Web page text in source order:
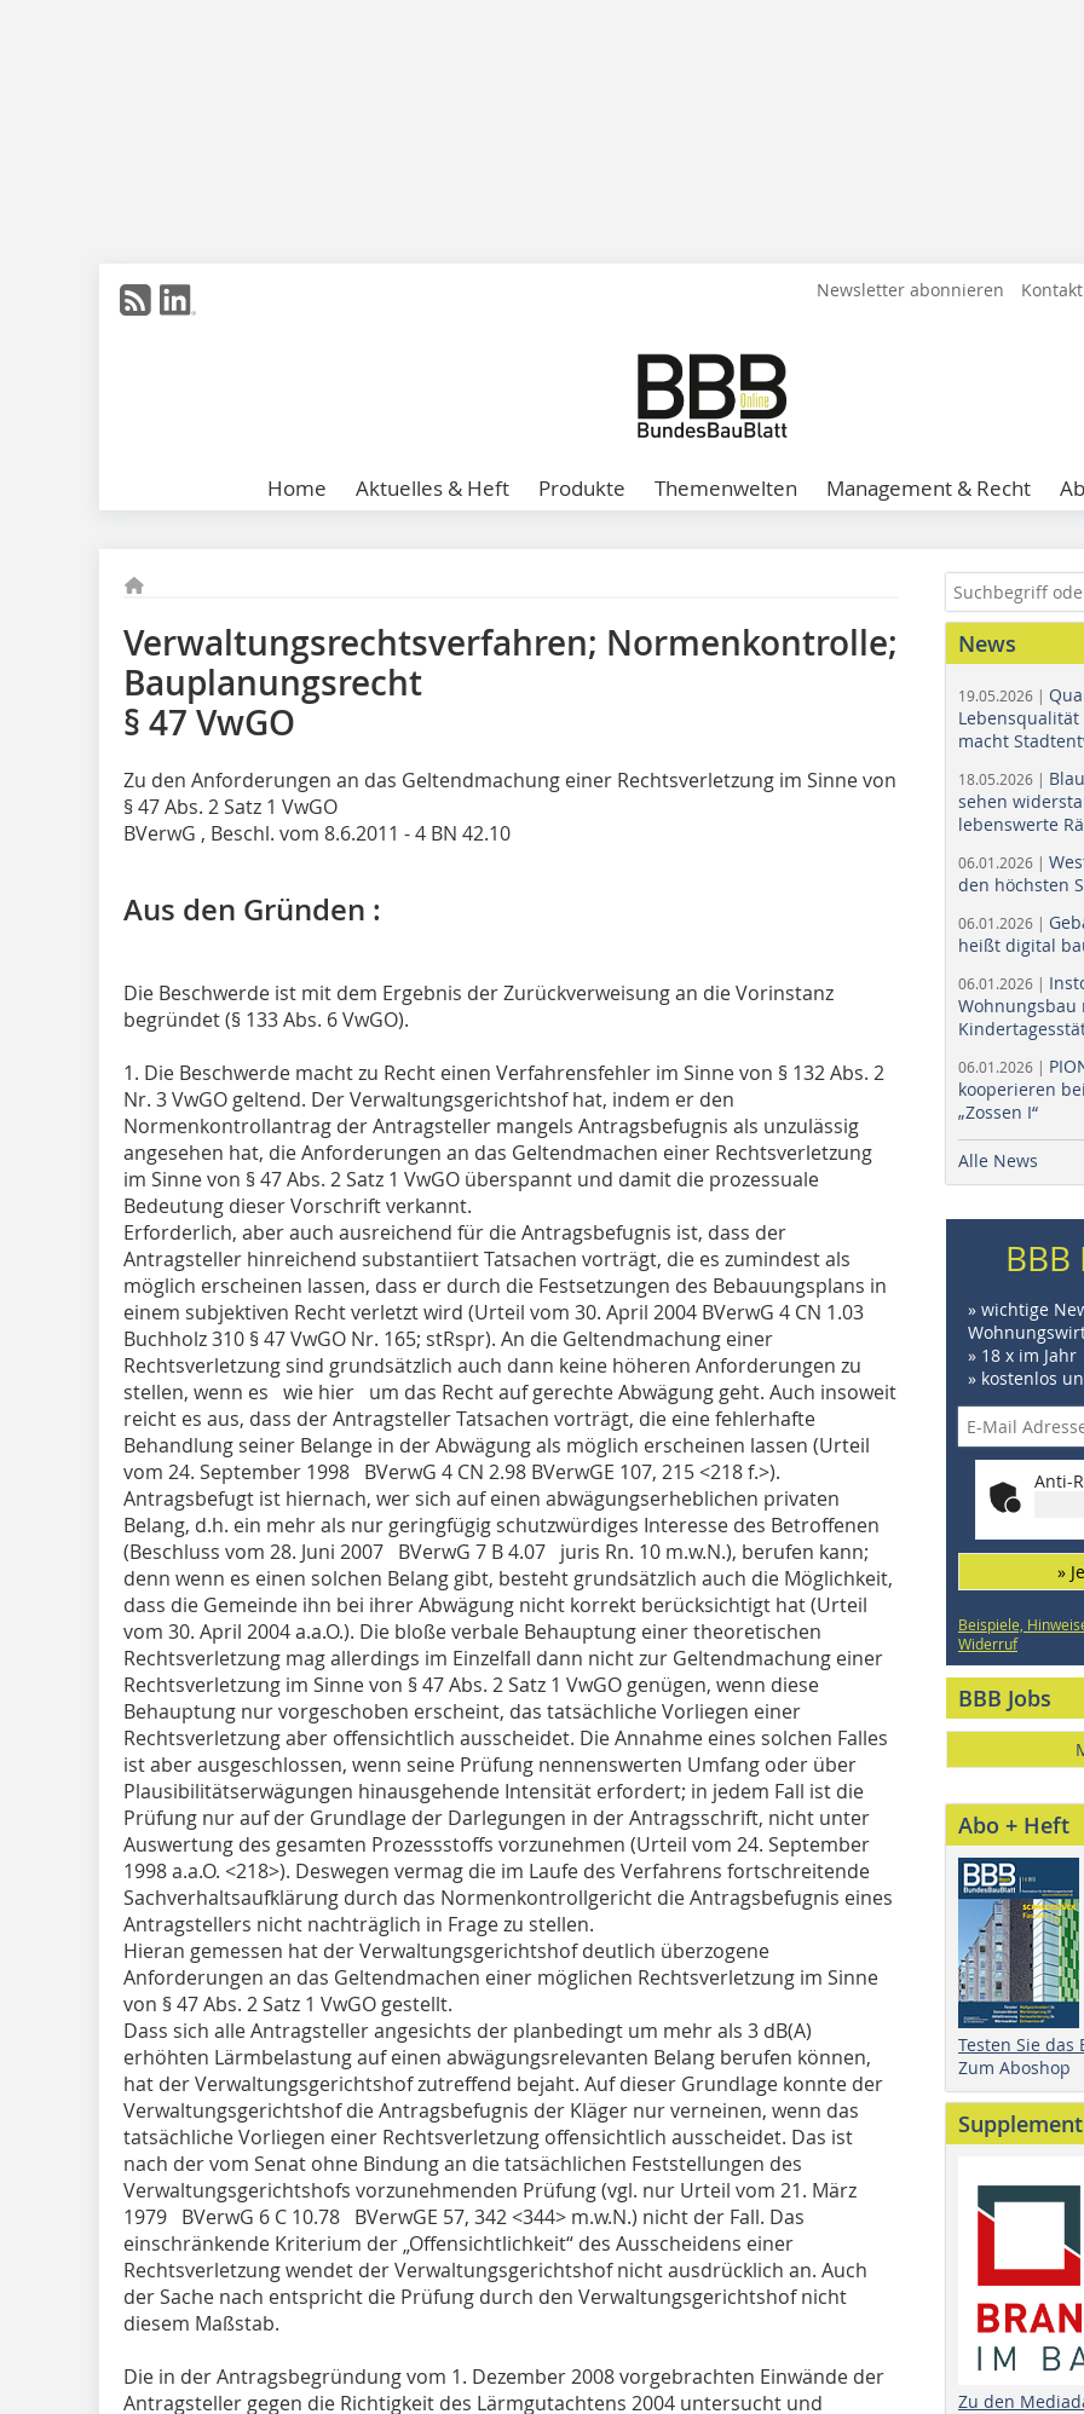
Newsletter abonnieren
Home Aktuelles & Heft Produkte Themenwelten Management & Recht
Verwaltungsrechtsverfahren; Normenkontrolle;
Bauplanungsrecht
§ 47 VwGO
Zu den Anforderungen an das Geltendmachung einer Rechtsverletzung im Sinne von
§ 47 Abs. 2 Satz 1 VwGO
BVerwG , Beschl. vom 8.6.2011 - 4 BN 42.10
Aus den Gründen :
Die Beschwerde ist mit dem Ergebnis der Zurückverweisung an die Vorinstanz
begründet (§ 133 Abs. 6 VwGO).
1. Die Beschwerde macht zu Recht einen Verfahrensfehler im Sinne von § 132 Abs. 2
Nr. 3 VwGO geltend. Der Verwaltungsgerichtshof hat, indem er den
Normenkontrollantrag der Antragsteller mangels Antragsbefugnis als unzulässig
angesehen hat, die Anforderungen an das Geltendmachen einer Rechtsverletzung
im Sinne von § 47 Abs. 2 Satz 1 VwGO überspannt und damit die prozessuale
Bedeutung dieser Vorschrift verkannt.
Erforderlich, aber auch ausreichend für die Antragsbefugnis ist, dass der
Antragsteller hinreichend substantiiert Tatsachen vorträgt, die es zumindest als
möglich erscheinen lassen, dass er durch die Festsetzungen des Bebauungsplans in
einem subjektiven Recht verletzt wird (Urteil vom 30. April 2004 BVerwG 4 CN 1.03
Buchholz 310 § 47 VwGO Nr. 165; stRspr). An die Geltendmachung einer
Rechtsverletzung sind grundsätzlich auch dann keine höheren Anforderungen zu
stellen, wenn es wie hier um das Recht auf gerechte Abwägung geht. Auch insoweit
reicht es aus, dass der Antragsteller Tatsachen vorträgt, die eine fehlerhafte
Behandlung seiner Belange in der Abwägung als möglich erscheinen lassen (Urteil
vom 24. September 1998 BVerwG 4 CN 2.98 BVerwGE 107, 215 <218 f.>).
Antragsbefugt ist hiernach, wer sich auf einen abwägungserheblichen privaten
Belang, d.h. ein mehr als nur geringfügig schutzwürdiges Interesse des Betroffenen
(Beschluss vom 28. Juni 2007 BVerwG 7 B 4.07 juris Rn. 10 m.w.N.), berufen kann;
denn wenn es einen solchen Belang gibt, besteht grundsätzlich auch die Möglichkeit,
dass die Gemeinde ihn bei ihrer Abwägung nicht korrekt berücksichtigt hat (Urteil
vom 30. April 2004 a.a.O.). Die bloße verbale Behauptung einer theoretischen
Rechtsverletzung mag allerdings im Einzelfall dann nicht zur Geltendmachung einer
Rechtsverletzung im Sinne von § 47 Abs. 2 Satz 1 VwGO genügen, wenn diese
Behauptung nur vorgeschoben erscheint, das tatsächliche Vorliegen einer
Rechtsverletzung aber offensichtlich ausscheidet. Die Annahme eines solchen Falles
ist aber ausgeschlossen, wenn seine Prüfung nennenswerten Umfang oder über
Plausibilitätserwägungen hinausgehende Intensität erfordert; in jedem Fall ist die
Prüfung nur auf der Grundlage der Darlegungen in der Antragsschrift, nicht unter
Auswertung des gesamten Prozessstoffs vorzunehmen (Urteil vom 24. September
1998 a.a.O. <218>). Deswegen vermag die im Laufe des Verfahrens fortschreitende
Sachverhaltsaufklärung durch das Normenkontrollgericht die Antragsbefugnis eines
Antragstellers nicht nachträglich in Frage zu stellen.
Hieran gemessen hat der Verwaltungsgerichtshof deutlich überzogene
Anforderungen an das Geltendmachen einer möglichen Rechtsverletzung im Sinne
von § 47 Abs. 2 Satz 1 VwGO gestellt.
Dass sich alle Antragsteller angesichts der planbedingt um mehr als 3 dB(A)
erhöhten Lärmbelastung auf einen abwägungsrelevanten Belang berufen können,
hat der Verwaltungsgerichtshof zutreffend bejaht. Auf dieser Grundlage konnte der
Verwaltungsgerichtshof die Antragsbefugnis der Kläger nur verneinen, wenn das
tatsächliche Vorliegen einer Rechtsverletzung offensichtlich ausscheidet. Das ist
nach der vom Senat ohne Bindung an die tatsächlichen Feststellungen des
Verwaltungsgerichtshofs vorzunehmenden Prüfung (vgl. nur Urteil vom 21. März
1979 BVerwG 6 C 10.78 BVerwGE 57, 342 <344> m.w.N.) nicht der Fall. Das
einschränkende Kriterium der „Offensichtlichkeit“ des Ausscheidens einer
Rechtsverletzung wendet der Verwaltungsgerichtshof nicht ausdrücklich an. Auch
der Sache nach entspricht die Prüfung durch den Verwaltungsgerichtshof nicht
diesem Maßstab.
Die in der Antragsbegründung vom 1. Dezember 2008 vorgebrachten Einwände der
Antragsteller gegen die Richtigkeit des Lärmgutachtens 2004 untersucht und
News
19.05.2026 |
macht
18.05.2026 |
sehen
lebenswerte
06.01.2026 |
den höchsten
06.01.2026 |
heißt digital
06.01.2026 |
Wohnungsbau
06.01.2026 |
kooperieren
„Zossen I“
Alle News
» wichtige
» 18 x im Jahr
» kostenlos
Anti-
»
Beispiele,
Widerruf
BBB Jobs
Abo + Heft
Testen Sie das
Zum Aboshop
Supplement
Zu den